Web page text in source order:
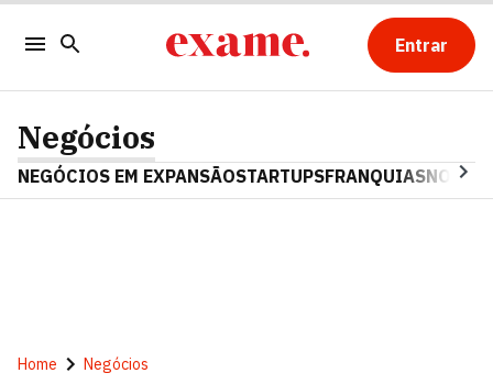
Entrar
Negócios
NEGÓCIOS EM EXPANSÃOSTARTUPSFRANQUIAS
Home Negócios